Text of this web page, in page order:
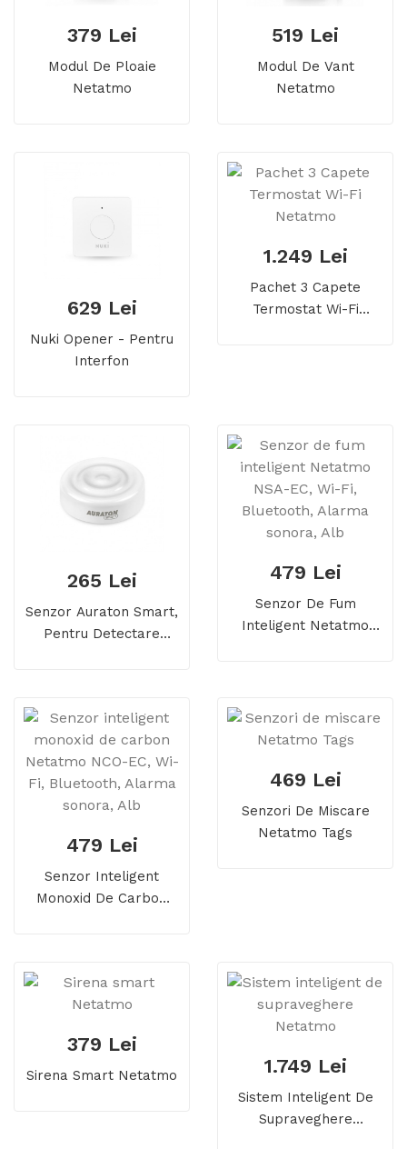
379 Lei
Modul De Ploaie
Netatmo
519 Lei
Modul De Vant
Netatmo
629 Lei
Nuki Opener - Pentru
Interfon
1.249 Lei
Pachet 3 Capete
Termostat Wi-Fi
265 Lei
Senzor Auraton Smart,
Pentru Detectare
479 Lei
Senzor De Fum
Inteligent Netatmo
479 Lei
Senzor Inteligent
Monoxid De Carbon
469 Lei
Senzori De Miscare
Netatmo Tags
379 Lei
Sirena Smart Netatmo 1.749 Lei
Sistem Inteligent De
Supraveghere